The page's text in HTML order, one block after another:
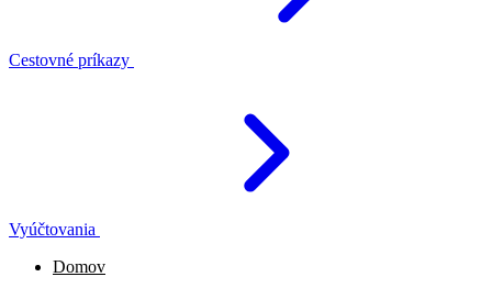
Cestovné príkazy
Vyúčtovania
Domov